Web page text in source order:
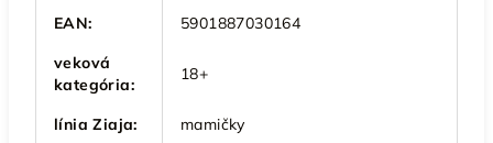
EAN:
5901887030164
veková
kategória:
18+
línia Ziaja:
mamičky